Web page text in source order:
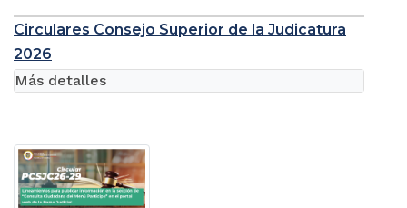
Circulares Consejo Superior de la Judicatura
2026
Más detalles